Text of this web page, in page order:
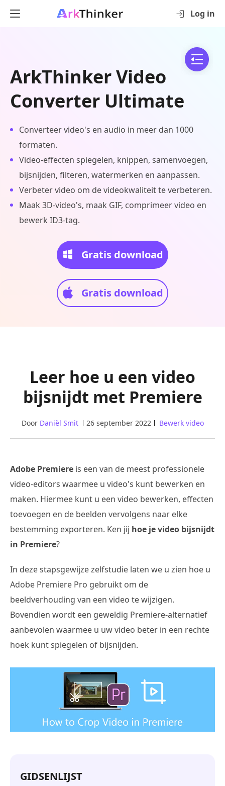
Log in
ArkThinker Video
Converter Ultimate
Converteer video's en audio in meer dan 1000
formaten.
Video-effecten spiegelen, knippen, samenvoegen,
bijsnijden, filteren, watermerken en aanpassen.
Verbeter video om de videokwaliteit te verbeteren.
Maak 3D-video's, maak GIF, comprimeer video en
bewerk ID3-tag.
Gratis download
Gratis download
Leer hoe u een video
bijsnijdt met Premiere
Door Daniël Smit 26 september 2022 Bewerk video
Adobe Premiere is een van de meest professionele
video-editors waarmee u video's kunt bewerken en
maken. Hiermee kunt u een video bewerken, effecten
toevoegen en de beelden vervolgens naar elke
bestemming exporteren. Ken jij hoe je video bijsnijdt
in Premiere?
In deze stapsgewijze zelfstudie laten we u zien hoe u
Adobe Premiere Pro gebruikt om de
beeldverhouding van een video te wijzigen.
Bovendien wordt een geweldig Premiere-alternatief
aanbevolen waarmee u uw video beter in een rechte
hoek kunt spiegelen of bijsnijden.
GIDSENLIJST